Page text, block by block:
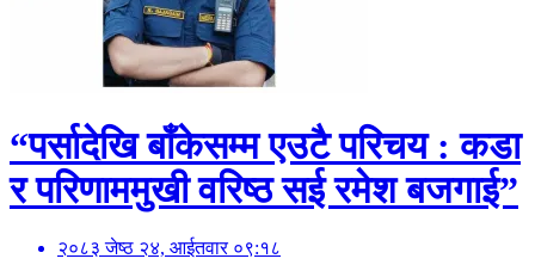
“पर्सादेखि बाँकेसम्म एउटै परिचय : कडा
र परिणाममुखी वरिष्ठ सई रमेश बजगाई”
२०८३ जेष्ठ २४, आईतवार ०९:१८